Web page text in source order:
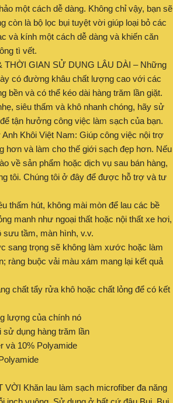
một cách dễ dàng. Không chỉ vậy, bạn sẽ
còn là bộ lọc bụi tuyệt vời giúp loại bỏ các
và kính một cách dễ dàng và khiến căn
tì vết.
THỜI GIAN SỬ DỤNG LÂU DÀI – Những
có đường khâu chất lượng cao với các
bền và có thể kéo dài hàng trăm lần giặt.
siêu thấm và khô nhanh chóng, hãy sử
tận hưởng công việc làm sạch của bạn.
Khôi Việt Nam: Giúp công việc nội trợ
hơn và làm cho thế giới sạch đẹp hơn. Nếu
về sản phẩm hoặc dịch vụ sau bán hàng,
tôi. Chúng tôi ở đây để được hỗ trợ và tư
thấm hút, không mài mòn để lau các bề
manh như ngoại thất hoặc nội thất xe hơi,
tầm, màn hình, v.v.
sang trọng sẽ không làm xước hoặc làm
ràng buộc vải màu xám mang lại kết quả
chất tẩy rửa khô hoặc chất lỏng để có kết
lượng của chính nó
sử dụng hàng trăm lần
và 10% Polyamide
VỜI Khăn lau làm sạch microfiber đa năng